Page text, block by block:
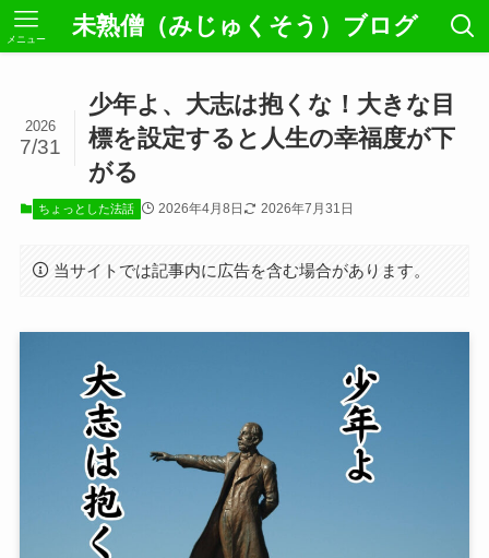
未熟僧（みじゅくそう）ブログ
メニュー
少年よ、大志は抱くな！大きな目
標を設定すると人生の幸福度が下
がる
2026
7/31
ちょっとした法話 2026年4月8日 2026年7月31日
当サイトでは記事内に広告を含む場合があります。